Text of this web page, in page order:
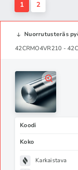
1
2
Nuorrutusteräs
42CRMO4VR210 -
Koodi
Koko
Karkaistava